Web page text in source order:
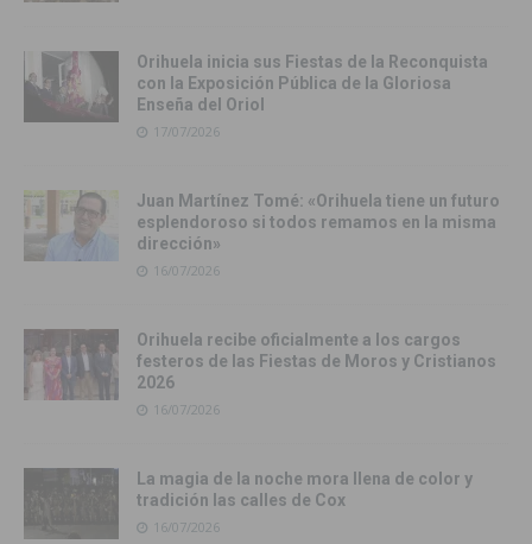
Orihuela inicia sus Fiestas de la Reconquista
con la Exposición Pública de la Gloriosa
Enseña del Oriol
17/07/2026
Juan Martínez Tomé: «Orihuela tiene un futuro
esplendoroso si todos remamos en la misma
dirección»
16/07/2026
Orihuela recibe oficialmente a los cargos
festeros de las Fiestas de Moros y Cristianos
2026
16/07/2026
La magia de la noche mora llena de color y
tradición las calles de Cox
16/07/2026